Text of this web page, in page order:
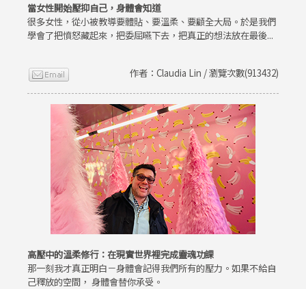
當女性開始壓抑自己，身體會知道
很多女性，從小被教導要體貼、要溫柔、要顧全大局。於是我們
學會了把憤怒藏起來，把委屈嚥下去，把真正的想法放在最後...
作者：Claudia Lin / 瀏覽次數(913432)
高壓中的溫柔修行：在現實世界裡完成靈魂功課
那一刻我才真正明白－身體會記得我們所有的壓力。如果不給自
己釋放的空間， 身體會替你承受。